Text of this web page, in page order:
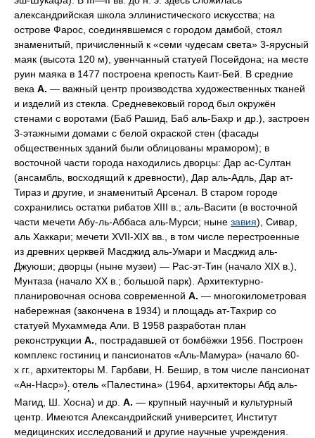
александрийская школа эллинистического искусства; на
острове Фарос, соединявшемся с городом дамбой, стоял
знаменитый, причисленный к «семи чудесам света» 3-ярусный
маяк (высота 120 м), увенчанный статуей Посейдона; на месте
руин маяка в 1477 построена крепость Каит-Бей. В средние
века А. — важный центр производства художественных тканей
и изделий из стекла. Средневековый город был окружён
стенами с воротами (Баб Рашид, Баб аль-Бахр и др.), застроен
3-этажными домами с белой окраской стен (фасады
общественных зданий были облицованы мрамором); в
восточной части города находились дворцы: Дар ас-Султан
(ансамбль, восходящий к древности), Дар аль-Адль, Дар ат-
Тираз и другие, и знаменитый Арсенал. В старом городе
сохранились остатки рибатов XIII в.; аль-Васити (в восточной
части мечети Абу-ль-Аббаса аль-Мурси; ныне завия), Сивар,
аль Хаккари; мечети XVII-XIX вв., в том числе перестроенные
из древних церквей Масджид аль-Умари и Масджид аль-
Джуюши; дворцы (ныне музеи) — Рас-эт-Тин (начало XIX в.),
Мунтаза (начало XX в.; большой парк). Архитектурно-
планировочная основа современной А. — многокилометровая
набережная (закончена в 1934) и площадь ат-Тахрир со
статуей Мухаммеда Али. В 1958 разработан план
реконструкции А., пострадавшей от бомбёжки 1956. Построен
комплекс гостиниц и пансионатов «Аль-Мамура» (начало 60-
х гг., архитекторы М. Гарбави, Н. Бешир, в том числе пансионат
«Ан-Наср»); отель «Палестина» (1964, архитекторы Абд аль-
Магид, Ш. Хосна) и др. А. — крупный научный и культурный
центр. Имеются Александрийский университет, Институт
медицинских исследований и другие научные учреждения.